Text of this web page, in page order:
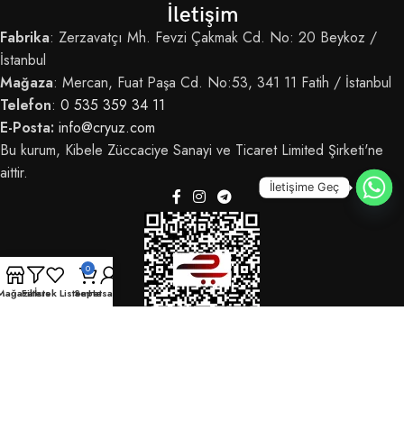
İletişim
Fabrika: Zerzavatçı Mh. Fevzi Çakmak Cd. No: 20 Beykoz /
İstanbul
Mağaza: Mercan, Fuat Paşa Cd. No:53, 341 11 Fatih / İstanbul
Telefon: 0 535 359 34 11
E-Posta: info@cryuz.com
Bu kurum, Kibele Züccaciye Sanayi ve Ticaret Limited Şirketi'ne
aittir.
Filtersİstek Listem
0
SepetHesabım
İletişime Geç